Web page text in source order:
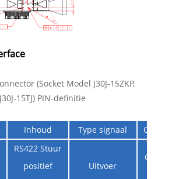
(Socket Model J30J-15ZKP,
15TJ) PIN-definitie
Inhoud Type signaal
RS422 Stuur
positief
Uitvoer